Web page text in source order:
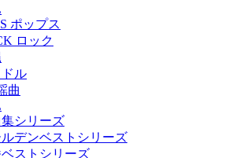
ポップス
ロック
ル
曲
シリーズ
ルデンベストシリーズ
ストシリーズ